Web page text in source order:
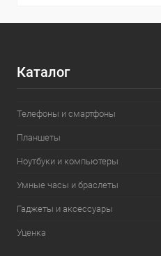
Каталог
Телефоны и смартфоны
Планшеты
Ноутбуки и компьютеры
Умные часы и браслеты
Гаджеты и аксессуары
Уценка